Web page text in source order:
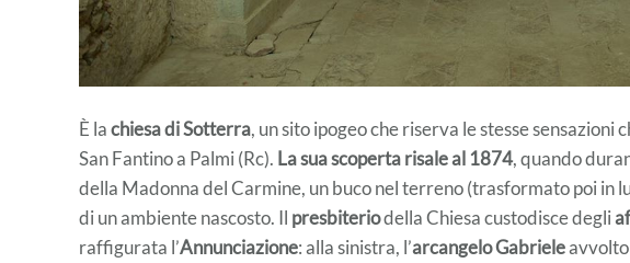
È lachiesa di Sotterra, un sito ipogeo che riserva le stesse sensazioni
San Fantino a Palmi (Rc). La sua scoperta risale al 1874, quando
della Madonna del Carmine, un buco nel terreno (trasformato poi in
di un ambiente nascosto. Il presbiteriodella Chiesa custodisce degli
raffigurata l’Annunciazione: alla sinistra, l’arcangelo Gabrieleavvolto